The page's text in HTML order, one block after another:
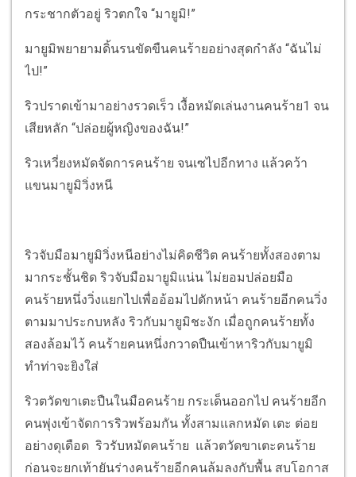
กระชากตัวอยู่ ริวตกใจ “มายูมิ!”
มายูมิพยายามดิ้นรนขัดขืนคนร้ายอย่างสุดกำลัง “ฉันไม่
ไป!”
ริวปราดเข้ามาอย่างรวดเร็ว เงื้อหมัดเล่นงานคนร้าย1 จน
เสียหลัก “ปล่อยผู้หญิงของฉัน!”
ริวเหวี่ยงหมัดจัดการคนร้าย จนเซไปอีกทาง แล้วคว้า
แขนมายูมิวิ่งหนี
ริวจับมือมายูมิวิ่งหนีอย่างไม่คิดชีวิต คนร้ายทั้งสองตาม
มากระชั้นชิด ริวจับมือมายูมิแน่น ไม่ยอมปล่อยมือ
คนร้ายหนึ่งวิ่งแยกไปเพื่ออ้อมไปดักหน้า คนร้ายอีกคนวิ่ง
ตามมาประกบหลัง ริวกับมายูมิชะงัก เมื่อถูกคนร้ายทั้ง
สองล้อมไว้ คนร้ายคนหนึ่งกวาดปืนเข้าหาริวกับมายูมิ
ทำท่าจะยิงใส่
ริวตวัดขาเตะปืนในมือคนร้าย กระเด็นออกไป คนร้ายอีก
คนพุ่งเข้าจัดการริวพร้อมกัน ทั้งสามแลกหมัด เตะ ต่อย
อย่างดุเดือด ริวรับหมัดคนร้าย แล้วตวัดขาเตะคนร้าย
ก่อนจะยกเท้ายันร่างคนร้ายอีกคนล้มลงกับพื้น สบโอกาส